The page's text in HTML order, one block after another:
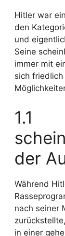
Hitler war
den
und
Seine
immer mit
sich
1.1
der
Während
nach seiner
in einer